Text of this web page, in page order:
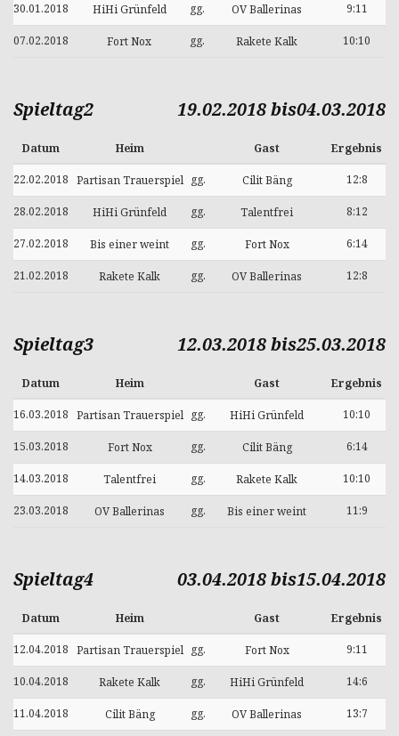
30.01.2018 HiHi Grünfeld gg. OV Ballerinas 9:11
07.02.2018 Fort Nox gg. Rakete Kalk 10:10
Spieltag2 19.02.2018 bis04.03.2018
Datum Heim Gast Ergebnis
22.02.2018 Partisan Trauerspiel gg. Cilit Bäng 12:8
28.02.2018 HiHi Grünfeld gg. Talentfrei 8:12
27.02.2018 Bis einer weint gg. Fort Nox 6:14
21.02.2018 Rakete Kalk gg. OV Ballerinas 12:8
Spieltag3 12.03.2018 bis25.03.2018
Datum Heim Gast Ergebnis
16.03.2018 Partisan Trauerspiel gg. HiHi Grünfeld 10:10
15.03.2018 Fort Nox gg. Cilit Bäng 6:14
14.03.2018 Talentfrei gg. Rakete Kalk 10:10
23.03.2018 OV Ballerinas gg. Bis einer weint 11:9
Spieltag4 03.04.2018 bis15.04.2018
Datum Heim Gast Ergebnis
12.04.2018 Partisan Trauerspiel gg. Fort Nox 9:11
10.04.2018 Rakete Kalk gg. HiHi Grünfeld 14:6
11.04.2018 Cilit Bäng gg. OV Ballerinas 13:7